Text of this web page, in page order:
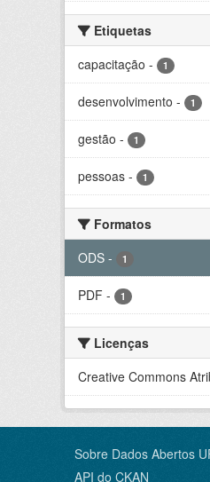
Etiquetas
capacitação - 1
desenvolvimento - 1
gestão - 1
pessoas - 1
Formatos
ODS - 1
PDF - 1
Licenças
Creative Commons
Sobre Dados Abertos
API do CKAN